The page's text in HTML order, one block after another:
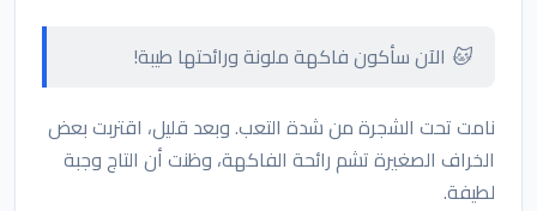
🐱 الآن سأكون فاكهة ملونة ورائحتها طيبة!
نامت تحت الشجرة من شدة التعب. وبعد قليل، اقتربت بعض
الخراف الصغيرة تشم رائحة الفاكهة، وظنت أن التاج وجبة
لطيفة.